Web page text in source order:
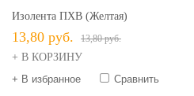
Изолента ПХВ (желтая)
13,80 руб. 13,80 руб.
+ В КОРЗИНУ
+ В избранное
Сравнить